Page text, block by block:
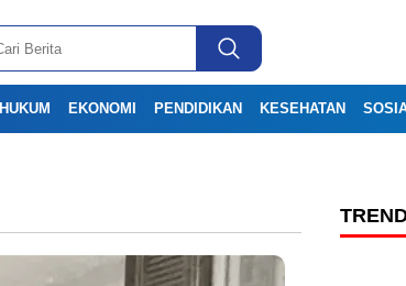
HUKUM EKONOMI PENDIDIKAN KESEHATAN